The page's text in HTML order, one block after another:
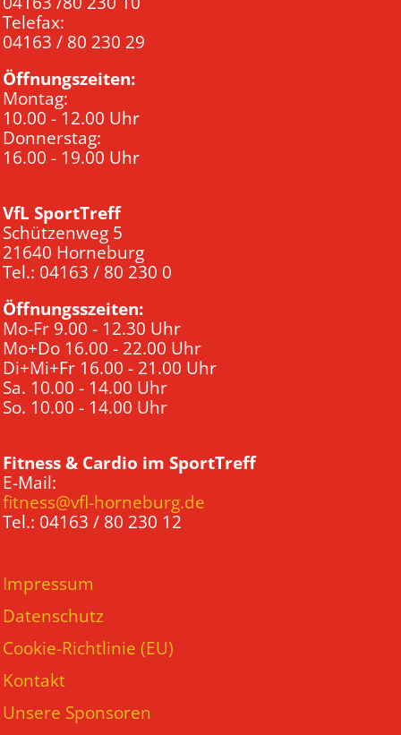
Telefax:
04163 / 80 230 29
Öffnungszeiten:
Montag:
10.00 - 12.00 Uhr
Donnerstag:
16.00 - 19.00 Uhr
VfL SportTreff
Schützenweg 5
21640 Horneburg
Tel.: 04163 / 80 230 0
Öffnungsszeiten:
Mo-Fr 9.00 - 12.30 Uhr
Mo+Do 16.00 - 22.00 Uhr
Di+Mi+Fr 16.00 - 21.00 Uhr
Sa. 10.00 - 14.00 Uhr
So. 10.00 - 14.00 Uhr
Fitness & Cardio im SportTreff
E-Mail:
fitness@vfl-horneburg.de
Tel.: 04163 / 80 230 12
Impressum
Datenschutz
Cookie-Richtlinie (EU)
Kontakt
Unsere Sponsoren